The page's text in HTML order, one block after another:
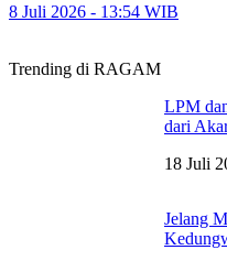
8 Juli 2026 - 13:54 WIB
Trending di RAGAM
LPM
dari
18 Juli
Jelang